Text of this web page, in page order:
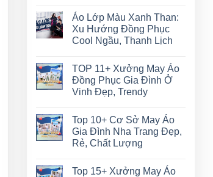
Áo Lớp Màu Xanh Than:
Xu Hướng Đồng Phục
Cool Ngầu, Thanh Lịch
TOP 11+ Xưởng May Áo
Đồng Phục Gia Đình Ở
Vinh Đẹp, Trendy
Top 10+ Cơ Sở May Áo
Gia Đình Nha Trang Đẹp,
Rẻ, Chất Lượng
Top 15+ Xưởng May Áo